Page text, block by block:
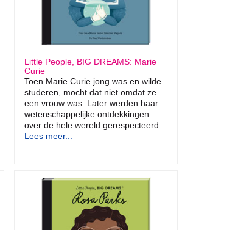
Little People, BIG DREAMS: Marie
Curie
Toen Marie Curie jong was en wilde
studeren, mocht dat niet omdat ze
een vrouw was. Later werden haar
wetenschappelijke ontdekkingen
over de hele wereld gerespecteerd.
Lees meer...